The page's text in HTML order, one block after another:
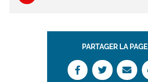
PARTAGER LA PAGE